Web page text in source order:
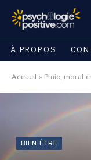
À PROPOS
Accueil » Pluie, moral et
BIEN-ÊTRE